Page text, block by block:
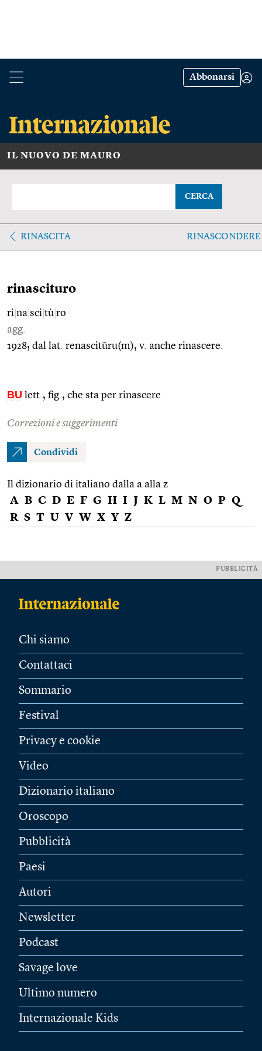
Abbonarsi
IL NUOVO DE MAURO
CERCA
RINASCITA RINASCONDERE
rinascituro
ri na sci tù ro
agg.
1928; dal lat. renascitūru(m), v. anche rinascere.
BU lett., fig., che sta per rinascere
Correzioni e suggerimenti
Condividi
Il dizionario di italiano dalla a alla z
A B C D E F G H I J K L M N O P Q
R S T U V W X Y Z
PUBBLICITÀ
Chi siamo
Contattaci
Sommario
Festival
Privacy e cookie
Video
Dizionario italiano
Oroscopo
Pubblicità
Paesi
Autori
Newsletter
Podcast
Savage love
Ultimo numero
Internazionale Kids